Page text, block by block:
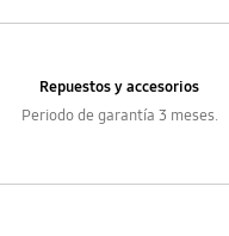
Repuestos y accesorios
Periodo de garantía 3 meses.